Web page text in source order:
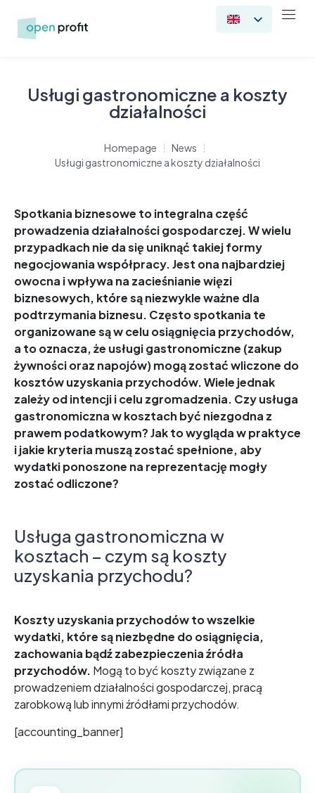
Usługi gastronomiczne a koszty
działalności
Homepage
News
Usługi gastronomiczne a koszty działalności
Spotkania biznesowe to integralna część
prowadzenia działalności gospodarczej. W wielu
przypadkach nie da się uniknąć takiej formy
negocjowania współpracy. Jest ona najbardziej
owocna i wpływa na zacieśnianie więzi
biznesowych, które są niezwykle ważne dla
podtrzymania biznesu. Często spotkania te
organizowane są w celu osiągnięcia przychodów,
a to oznacza, że usługi gastronomiczne (zakup
żywności oraz napojów) mogą zostać wliczone do
kosztów uzyskania przychodów. Wiele jednak
zależy od intencji i celu zgromadzenia. Czy usługa
gastronomiczna w kosztach być niezgodna z
prawem podatkowym? Jak to wygląda w praktyce
i jakie kryteria muszą zostać spełnione, aby
wydatki ponoszone na reprezentację mogły
zostać odliczone?
Usługa gastronomiczna w
kosztach – czym są koszty
uzyskania przychodu?
Koszty uzyskania przychodów to wszelkie
wydatki, które są niezbędne do osiągnięcia,
zachowania bądź zabezpieczenia źródła
przychodów. Mogą to być koszty związane z
prowadzeniem działalności gospodarczej, pracą
zarobkową lub innymi źródłami przychodów.
[accounting_banner]